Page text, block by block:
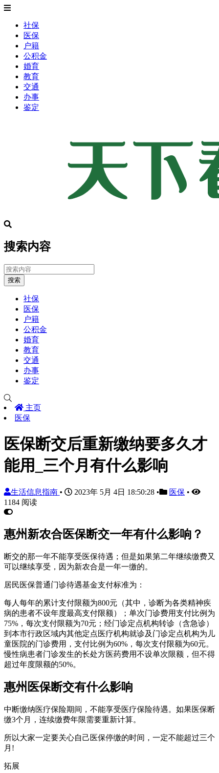
社保
医保
户籍
公积金
婚育
教育
交通
办事
鉴定
搜索内容
搜索
社保
医保
户籍
公积金
婚育
教育
交通
办事
鉴定
主页
医保
医保断交后重新缴纳要多久才
能用_三个月有什么影响
生活信息指南 • 2023年 5月 4日 18:50:28 • 医保 •
1184 阅读
惠州新农合医保断交一年有什么影响？
断交的那一年不能享受医保待遇；但是如果第二年继续缴费又
可以继续享受，因为新农合是一年一缴的。
居民医保普通门诊待遇基金支付标准为：
每人每年的累计支付限额为800元（其中，诊断为各类精神疾
病的患者不设年度最高支付限额）；单次门诊费用支付比例为
75%，每次支付限额为70元；经门诊定点机构转诊（含急诊）
到本市行政区域内其他定点医疗机构就诊及门诊定点机构为儿
童医院的门诊费用，支付比例为60%，每次支付限额为60元。
慢性病患者门诊发生的长处方医药费用不设单次限额，但不得
超过年度限额的50%。
惠州医保断交有什么影响
中断缴纳医疗保险期间，不能享受医疗保险待遇。如果医保断
缴3个月，连续缴费年限需要重新计算。
所以大家一定要关心自己医保停缴的时间，一定不能超过三个
月!
拓展